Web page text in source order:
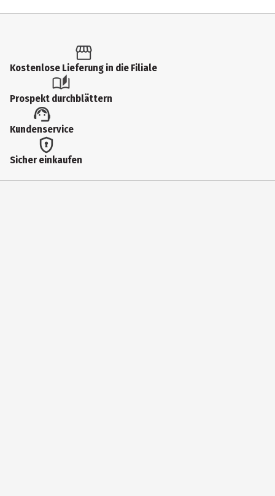
Kontaktmöglichkeit
https://carrera-toys.com/
Kostenlose Lieferung in die Filiale
Prospekt durchblättern
Kundenservice
Sicher einkaufen